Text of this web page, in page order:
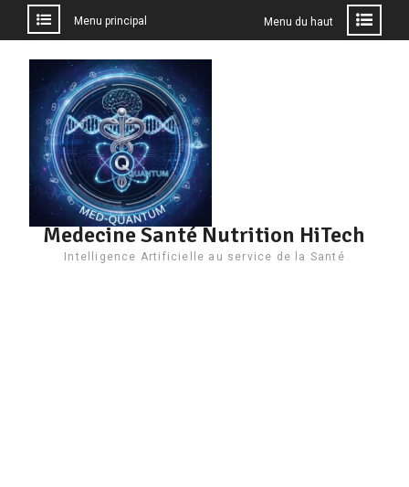
contenu
Menu principal Menu du haut
Medecine Santé Nutrition HiTech
Intelligence Artificielle au service de la Santé